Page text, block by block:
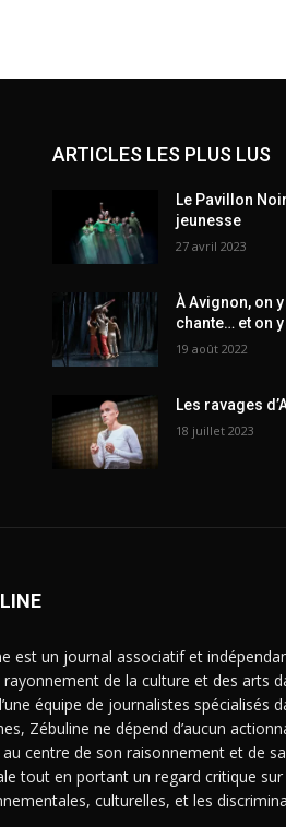
ARTICLES LES PLUS LUS
Le Pavillon
jeunesse
27 avril 2023
À Avignon, on
chante… et on
19 août 2022
Les ravages
18 juillet 2023
est un journal associatif et
de la culture et des arts
équipe de journalistes spécialisés
Zébuline ne dépend d’aucun
centre de son raisonnement et de
tout en portant un regard critique sur
culturelles, et les